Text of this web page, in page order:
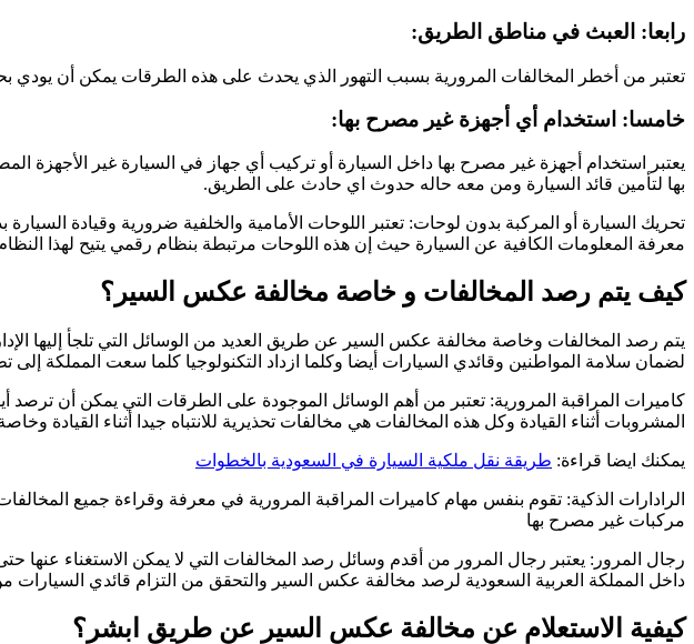
رابعا: العبث في مناطق الطريق:
تعتبر من أخطر المخالفات المرورية بسبب التهور الذي يحدث على هذه الطرقات يمكن أن يودي
خامسا: استخدام أي أجهزة غير مصرح بها:
يعتبر استخدام أجهزة غير مصرح بها داخل السيارة أو تركيب أي جهاز في السيارة غير الأجهزة
بها لتأمين قائد السيارة ومن معه حاله حدوث اي حادث على الطريق.
تحريك السيارة أو المركبة بدون لوحات: تعتبر اللوحات الأمامية والخلفية ضرورية وقيادة
معرفة المعلومات الكافية عن السيارة حيث إن هذه اللوحات مرتبطة بنظام رقمي يتيح لهذا
كيف يتم رصد المخالفات و خاصة مخالفة عكس السير؟
يتم رصد المخالفات وخاصة مخالفة عكس السير عن طريق العديد من الوسائل التي تلجأ إليها
لضمان سلامة المواطنين وقائدي السيارات أيضا وكلما ازداد التكنولوجيا كلما سعت المملكة
كاميرات المراقبة المرورية: تعتبر من أهم الوسائل الموجودة على الطرقات التي يمكن أن ترصد
المشروبات أثناء القيادة وكل هذه المخالفات هي مخالفات تحذيرية للانتباه جيدا أثناء
يمكنك ايضا قراءة: طريقة نقل ملكية السيارة في السعودية بالخطوات
الرادارات الذكية: تقوم بنفس مهام كاميرات المراقبة المرورية في معرفة وقراءة جميع
مركبات غير مصرح بها
رجال المرور: يعتبر رجال المرور من أقدم وسائل رصد المخالفات التي لا يمكن الاستغناء
داخل المملكة العربية السعودية لرصد مخالفة عكس السير والتحقق من التزام قائدي السيارات
كيفية الاستعلام عن مخالفة عكس السير عن طريق ابشر؟